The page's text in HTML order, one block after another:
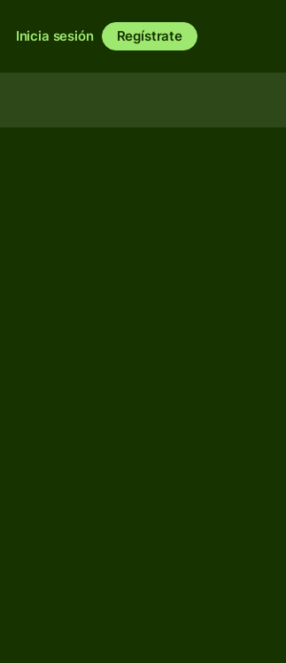
Inicia sesión Regístrate